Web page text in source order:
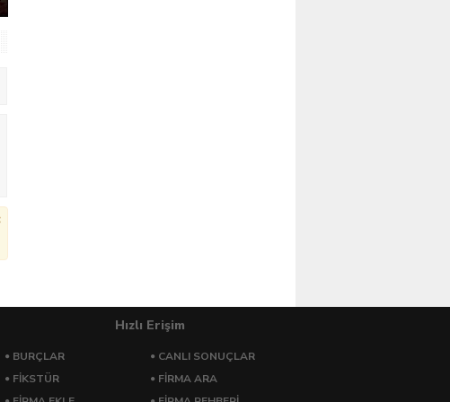
Hızlı Erişim
BURÇLAR
CANLI SONUÇLAR
FİKSTÜR
FİRMA ARA